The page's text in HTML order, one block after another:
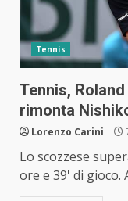
Tennis
Tennis,
rimonta
Lorenzo Carini
Lo scozzese
ore e 39' di gioco.